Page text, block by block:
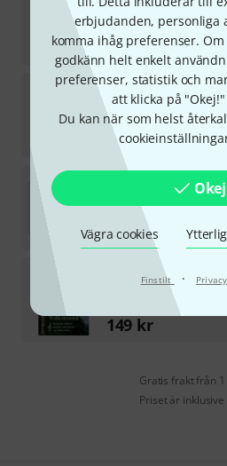
erbjudanden, personliga
komma ihåg preferenser.
godkänn helt enkelt
preferenser, statistik och
att klicka på "Okej!"
Du kan när som helst
Okej
Vägra cookies
Finstilt ·
i lager
149kr
ocarinamusicAlfredo
i lager
435kr
i lager
85kr
ocarinamusic
149 kr
Gratis frakt från
Priset är